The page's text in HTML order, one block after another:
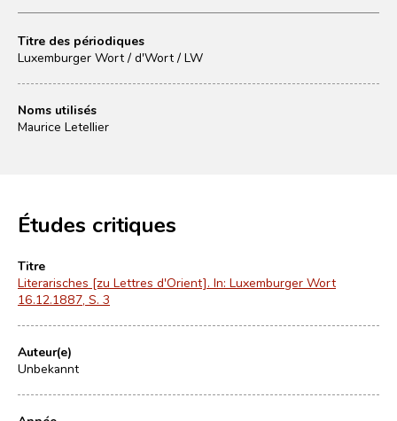
Titre des périodiques
Luxemburger Wort / d'Wort / LW
Noms utilisés
Maurice Letellier
Études critiques
Titre
Literarisches [zu Lettres d'Orient]. In: Luxemburger Wort
16.12.1887, S. 3
Auteur(e)
Unbekannt